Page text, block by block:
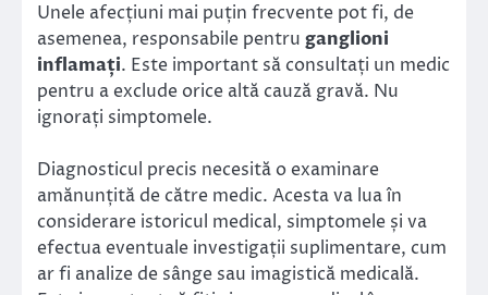
Unele afecțiuni mai puțin frecvente pot fi, de
asemenea, responsabile pentru ganglioni
inflamați. Este important să consultați un medic
pentru a exclude orice altă cauză gravă. Nu
ignorați simptomele.
Diagnosticul precis necesită o examinare
amănunțită de către medic. Acesta va lua în
considerare istoricul medical, simptomele și va
efectua eventuale investigații suplimentare, cum
ar fi analize de sânge sau imagistică medicală.